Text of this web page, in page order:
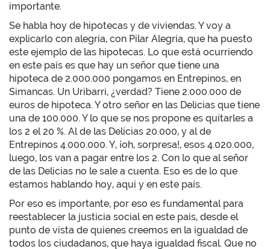
importante.
Se habla hoy de hipotecas y de viviendas. Y voy a
explicarlo con alegría, con Pilar Alegría, que ha puesto
este ejemplo de las hipotecas. Lo que está ocurriendo
en este país es que hay un señor que tiene una
hipoteca de 2.000.000 pongamos en Entrepinos, en
Simancas. Un Uribarri, ¿verdad? Tiene 2.000.000 de
euros de hipoteca. Y otro señor en las Delicias que tiene
una de 100.000. Y lo que se nos propone es quitarles a
los 2 el 20 %. Al de las Delicias 20.000, y al de
Entrepinos 4.000.000. Y, ¡oh, sorpresa!, esos 4.020.000,
luego, los van a pagar entre los 2. Con lo que al señor
de las Delicias no le sale a cuenta. Eso es de lo que
estamos hablando hoy, aquí y en este país.
Por eso es importante, por eso es fundamental para
reestablecer la justicia social en este país, desde el
punto de vista de quienes creemos en la igualdad de
todos los ciudadanos, que haya igualdad fiscal. Que no